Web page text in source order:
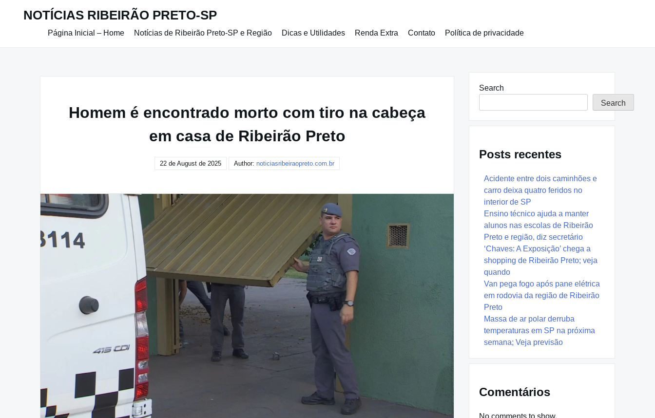
NOTÍCIAS RIBEIRÃO PRETO-SP
Página Inicial – Home Notícias de Ribeirão Preto-SP e Região Dicas e Utilidades Renda Extra Contato Política de privacidade
Homem é encontrado morto com tiro na cabeça
em casa de Ribeirão Preto
22 de August de 2025 Author: noticiasribeiraopreto.com.br
Search
Search
Posts recentes
Acidente entre dois caminhões e
carro deixa quatro feridos no
interior de SP
Ensino técnico ajuda a manter
alunos nas escolas de Ribeirão
Preto e região, diz secretário
‘Chaves: A Exposição’ chega a
shopping de Ribeirão Preto; veja
quando
Van pega fogo após pane elétrica
em rodovia da região de Ribeirão
Preto
Massa de ar polar derruba
temperaturas em SP na próxima
semana; Veja previsão
Comentários
No comments to show.